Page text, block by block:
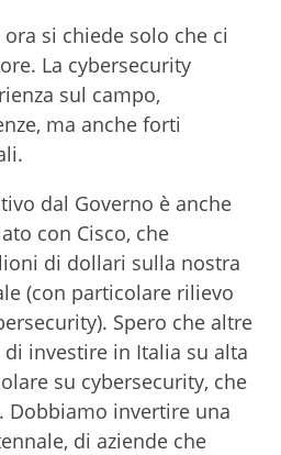
si chiede solo che ci
La cybersecurity
sul campo,
ma anche forti
dal Governo è anche
con Cisco, che
di dollari sulla nostra
(con particolare rilievo
Spero che altre
investire in Italia su alta
su cybersecurity, che
Dobbiamo invertire una
di aziende che